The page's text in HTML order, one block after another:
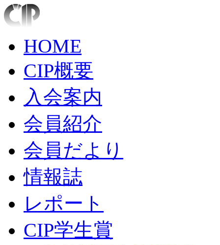
HOME
CIP概要
入会案内
会員紹介
会員だより
情報誌
レポート
CIP学生賞